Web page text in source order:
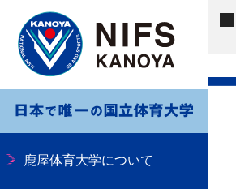
鹿屋体育大学について